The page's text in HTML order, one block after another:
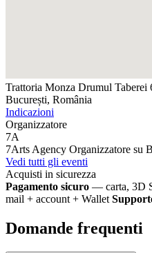
Trattoria Monza Drumul Taberei
București, România
Indicazioni
Organizzatore
7A
7Arts Agency Organizzatore su
Vedi tutti gli eventi
Acquisti in sicurezza
Pagamento sicuro — carta, 3D
mail + account + Wallet
Domande frequenti